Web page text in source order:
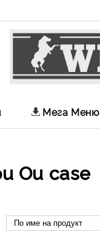
Мега Меню
Ou case